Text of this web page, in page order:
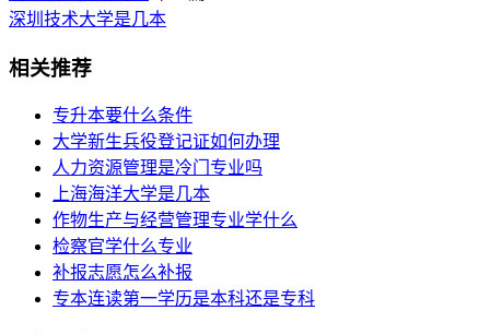
深圳技术大学是几本
相关推荐
专升本要什么条件
大学新生兵役登记证如何办理
人力资源管理是冷门专业吗
上海海洋大学是几本
作物生产与经营管理专业学什么
检察官学什么专业
补报志愿怎么补报
专本连读第一学历是本科还是专科